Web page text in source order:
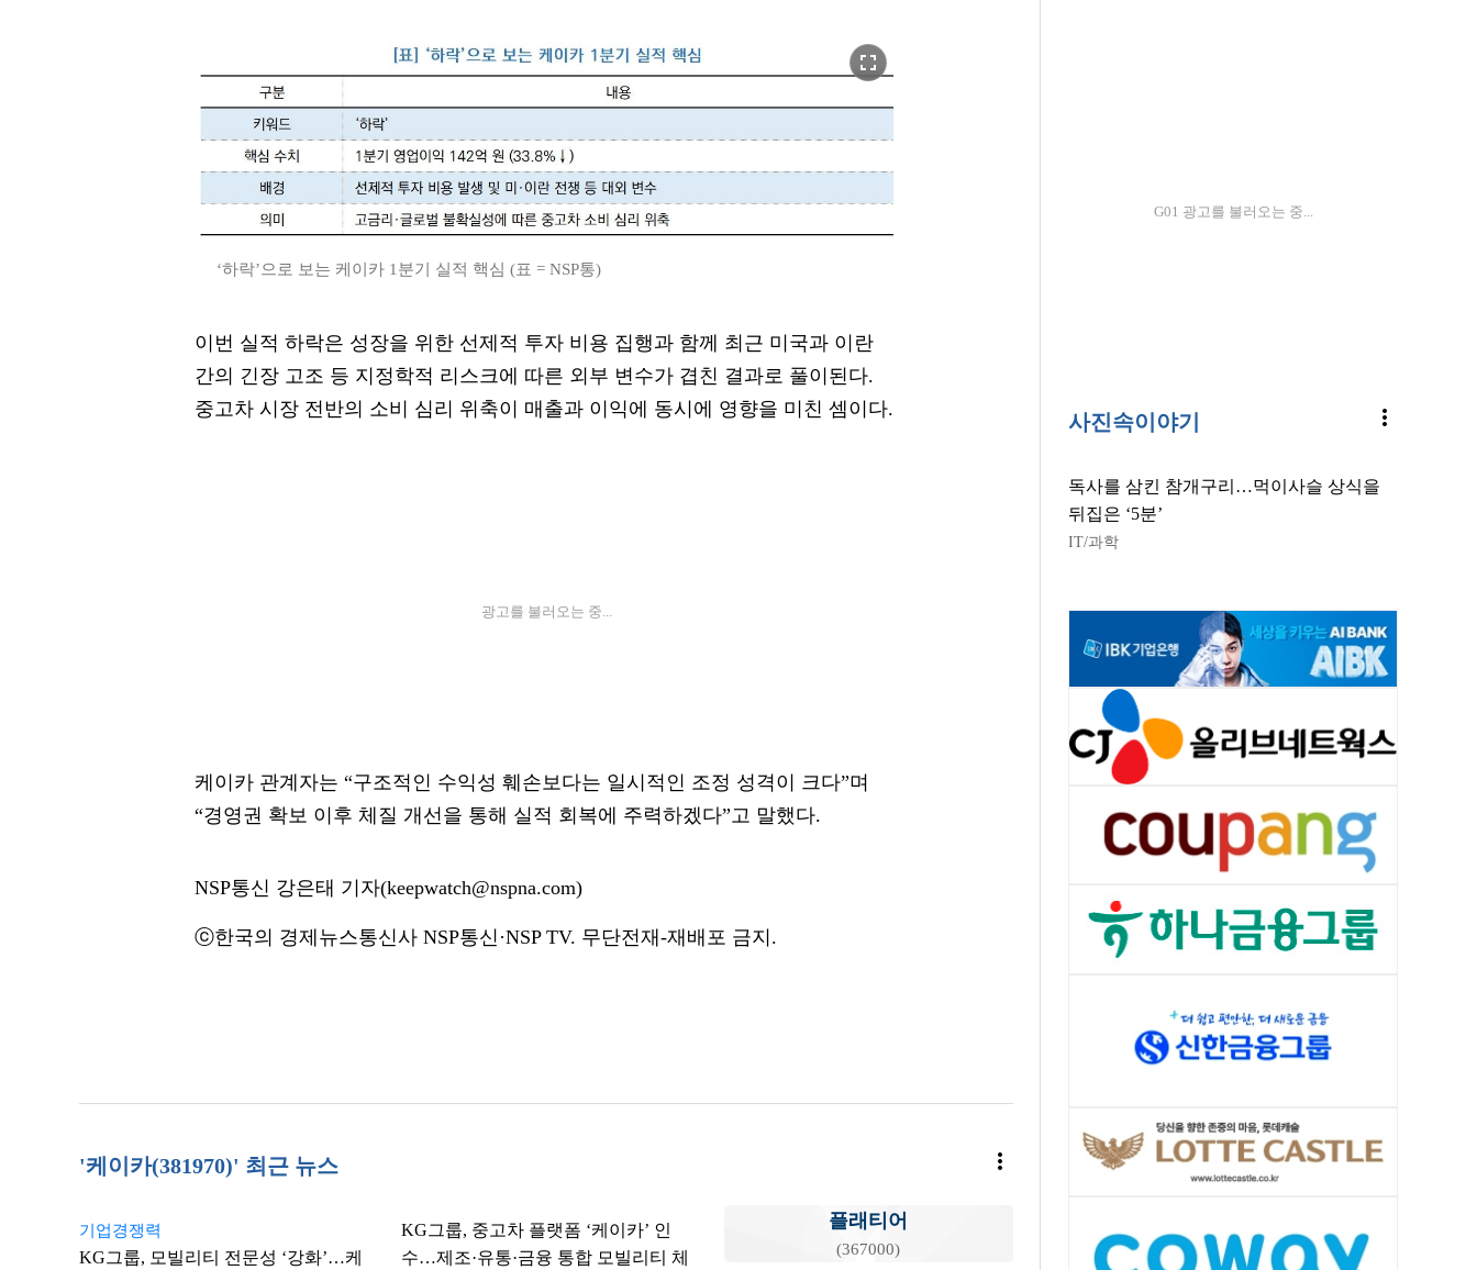
fullscreen
‘하락’으로 보는 케이카 1분기 실적 핵심 (표 = NSP통)
이번 실적 하락은 성장을 위한 선제적 투자 비용 집행과 함께 최근 미국과 이란
간의 긴장 고조 등 지정학적 리스크에 따른 외부 변수가 겹친 결과로 풀이된다.
중고차 시장 전반의 소비 심리 위축이 매출과 이익에 동시에 영향을 미친 셈이다.
광고를 불러오는 중...
케이카 관계자는 “구조적인 수익성 훼손보다는 일시적인 조정 성격이 크다”며
“경영권 확보 이후 체질 개선을 통해 실적 회복에 주력하겠다”고 말했다.
NSP통신 강은태 기자(keepwatch@nspna.com)
ⓒ한국의 경제뉴스통신사 NSP통신·NSP TV. 무단전재-재배포 금지.
'케이카(381970)' 최근 뉴스 more_vert
기업경쟁력
KG그룹, 모빌리티 전문성 ‘강화’…케
KG그룹, 중고차 플랫폼 ‘케이카’ 인
수…제조·유통·금융 통합 모빌리티 체
플래티어
(367000)
G01 광고를 불러오는 중...
사진속이야기 more_vert
독사를 삼킨 참개구리…먹이사슬 상식을
뒤집은 ‘5분’
IT/과학